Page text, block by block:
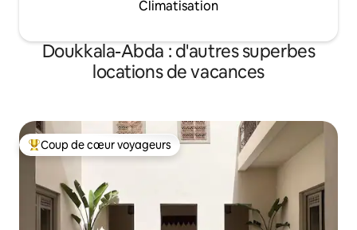
Climatisation
Doukkala-Abda : d'autres superbes
locations de vacances
Coups de cœur voyageurs les plus appréciés
Coup de cœur voyageurs